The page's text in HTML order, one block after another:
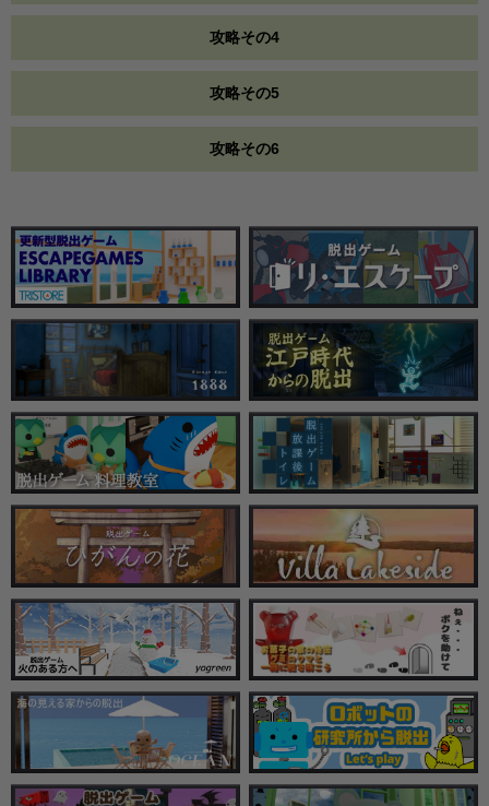
攻略その4
攻略その5
攻略その6